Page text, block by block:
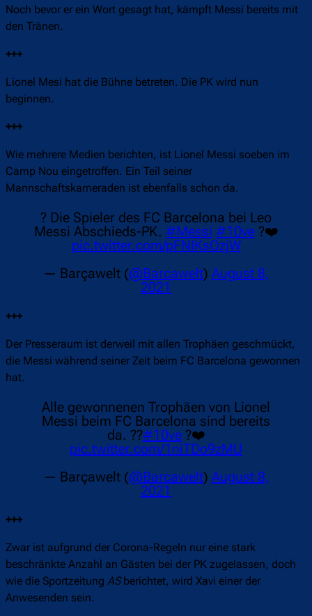
Noch bevor er ein Wort gesagt hat, kämpft Messi bereits mit
den Tränen.
+++
Lionel Mesi hat die Bühne betreten. Die PK wird nun
beginnen.
+++
Wie mehrere Medien berichten, ist Lionel Messi soeben im
Camp Nou eingetroffen. Ein Teil seiner
Mannschaftskameraden ist ebenfalls schon da.
? Die Spieler des FC Barcelona bei Leo
Messi Abschieds-PK. #Messi #10ve?❤️
pic.twitter.com/pFNIKsOzjW
— Barçawelt (@Barcawelt) August 8,
2021
+++
Der Presseraum ist derweil mit allen Trophäen geschmückt,
die Messi während seiner Zeit beim FC Barcelona gewonnen
hat.
Alle gewonnenen Trophäen von Lionel
Messi beim FC Barcelona sind bereits
da. ??#10ve?❤️
pic.twitter.com/1niTDo9zMU
— Barçawelt (@Barcawelt) August 8,
2021
+++
Zwar ist aufgrund der Corona-Regeln nur eine stark
beschränkte Anzahl an Gästen bei der PK zugelassen, doch
wie die Sportzeitung ASberichtet, wird Xavi einer der
Anwesenden sein.